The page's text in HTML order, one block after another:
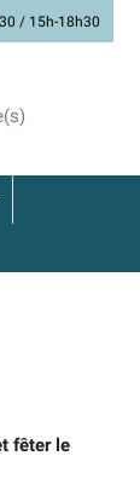
/ 15h-18h30
fêter le